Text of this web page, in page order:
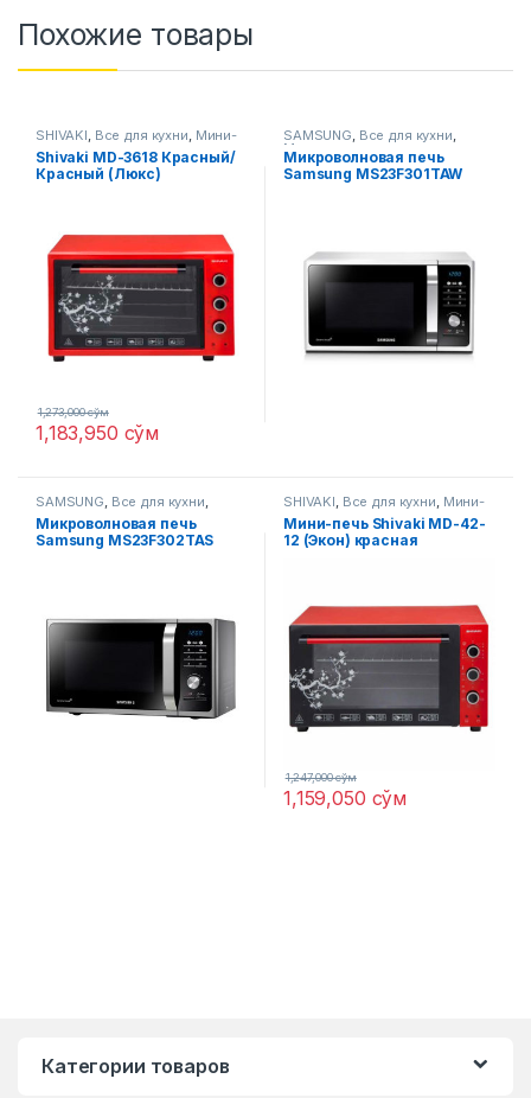
Похожие товары
SHIVAKI, Все для кухни, Мини-
печи
Shivaki MD-3618 Красный/
Красный (Люкс)
1,183,950 сўм
1,273,000сўм
SAMSUNG, Все для кухни,
Микроволновые печи
Микроволновая печь
Samsung MS23F301TAW
SAMSUNG, Все для кухни,
Микроволновые печи
Микроволновая печь
Samsung MS23F302TAS
SHIVAKI, Все для кухни, Мини-
печи
Мини-печь Shivaki MD-42-
12 (Экон) красная
1,159,050 сўм
1,247,000сўм
Категории товаров